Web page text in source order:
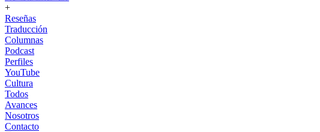
+
Reseñas
Traducción
Columnas
Podcast
Perfiles
YouTube
Cultura
Todos
Avances
Nosotros
Contacto